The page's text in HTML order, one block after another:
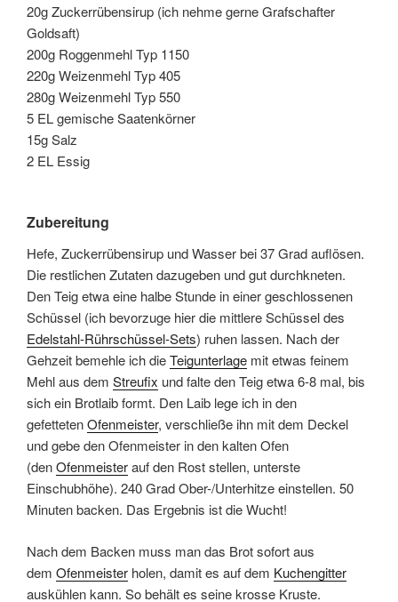
20g Zuckerrübensirup (ich nehme gerne Grafschafter
Goldsaft)
200g Roggenmehl Typ 1150
220g Weizenmehl Typ 405
280g Weizenmehl Typ 550
5 EL gemische Saatenkörner
15g Salz
2 EL Essig
Zubereitung
Hefe, Zuckerrübensirup und Wasser bei 37 Grad auflösen.
Die restlichen Zutaten dazugeben und gut durchkneten.
Den Teig etwa eine halbe Stunde in einer geschlossenen
Schüssel (ich bevorzuge hier die mittlere Schüssel des
Edelstahl-Rührschüssel-Sets) ruhen lassen. Nach der
Gehzeit bemehle ich dieTeigunterlage mit etwas feinem
Mehl aus dem Streufix und falte den Teig etwa 6-8 mal, bis
sich ein Brotlaib formt. Den Laib lege ich in den
gefettetenOfenmeister, verschließe ihn mit dem Deckel
und gebe den Ofenmeister in den kalten Ofen
(denOfenmeisterauf den Rost stellen, unterste
Einschubhöhe). 240 Grad Ober-/Unterhitze einstellen. 50
Minuten backen. Das Ergebnis ist die Wucht!
Nach dem Backen muss man das Brot sofort aus
dem Ofenmeister holen, damit es auf dem Kuchengitter
auskühlen kann. So behält es seine krosse Kruste.